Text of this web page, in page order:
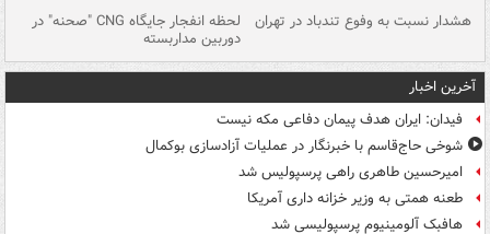
هشدار نسبت به وفوع تندباد در تهران لحظه انفجار جایگاه CNG "صحنه" در
دوربین مداربسته
آخرین اخبار
فیدان: ایران هدف پیمان دفاعی مکه نیست
شوخی حاج‌قاسم با خبرنگار در عملیات آزادسازی بوکمال
امیرحسین طاهری راهی پرسپولیس شد
طعنه همتی به وزیر خزانه داری آمریکا
هافبک آلومینیوم پرسپولیسی شد